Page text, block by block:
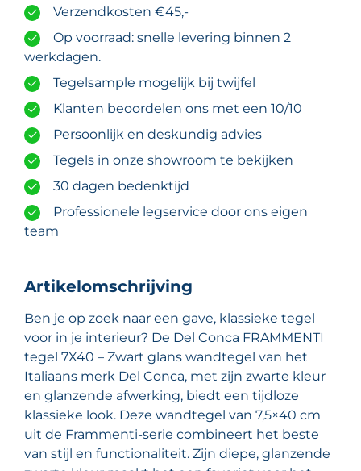
Artikelomschrijving
Ben je op zoek naar een gave, klassieke tegel
voor in je interieur? De Del Conca FRAMMENTI
tegel 7X40 – Zwart glans wandtegel van het
Italiaans merk Del Conca, met zijn zwarte kleur
en glanzende afwerking, biedt een tijdloze
klassieke look. Deze wandtegel van 7,5×40 cm
uit de Frammenti-serie combineert het beste
van stijl en functionaliteit. Zijn diepe, glanzende
Verzendkosten €45,-
Op voorraad: snelle levering binnen 2
werkdagen.
Tegelsample mogelijk bij twijfel
Klanten beoordelen ons met een 10/10
Persoonlijk en deskundig advies
Tegels in onze showroom te bekijken
30 dagen bedenktijd
Professionele legservice door ons eigen
team